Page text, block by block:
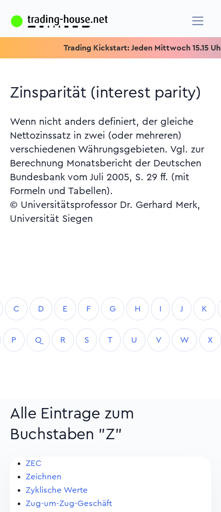
Trading Kickstart: Jeden Mittwoch 15.15 Uhr
Zinsparität (interest parity)
Wenn nicht anders definiert, der gleiche
Nettozinssatz in zwei (oder mehreren)
verschiedenen Währungsgebieten. Vgl. zur
Berechnung Monatsbericht der Deutschen
Bundesbank vom Juli 2005, S. 29 ff. (mit
Formeln und Tabellen).
© Universitätsprofessor Dr. Gerhard Merk,
Universität Siegen
C D E F G H I J K
P Q R S T U V W X
Alle Eintrage zum
Buchstaben "Z"
ZEC
Zeichnen
Zyklische Werte
Zug-um-Zug-Geschäft